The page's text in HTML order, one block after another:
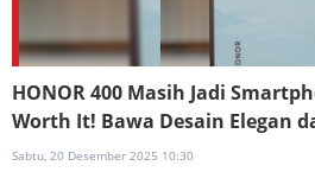
HONOR 400 Masih Jadi
Worth It! Bawa Desain Elegan
Sabtu, 20 Desember 2025 10:30